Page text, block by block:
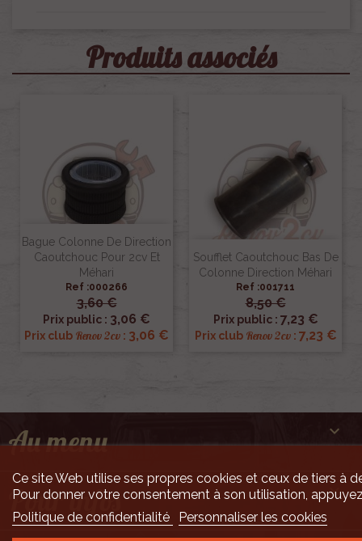
Produits associés
Bague Colonne De Direction
Caoutchouc Pour 2cv Et
Méhari
Ref :000266
3,60 €
Prix public : 3,06 €
Prix club Renov 2cv : 3,06 €
Soufflet Caoutchouc Bas De
Colonne Direction Méhari
Ref :001711
8,50 €
Prix public : 7,23 €
Prix club Renov 2cv: 7,23 €
Au menu 
Pour infos 
Ce site Web utilise ses propres cookies et ceux de tiers à
Pour donner votre consentement à son utilisation,
Politique de confidentialité
Personnaliser les cookies